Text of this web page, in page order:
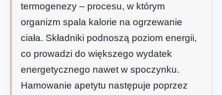
termogenezy – procesu, w którym
organizm spala kalorie na ogrzewanie
ciała. Składniki podnoszą poziom energii,
co prowadzi do większego wydatek
energetycznego nawet w spoczynku.
Hamowanie apetytu następuje poprzez